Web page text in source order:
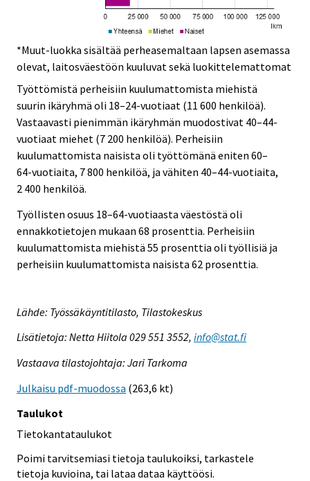
*Muut-luokka sisältää perheasemaltaan lapsen asemassa
olevat, laitosväestöön kuuluvat sekä luokittelemattomat
Työttömistä perheisiin kuulumattomista miehistä
suurin ikäryhmä oli 18–24-vuotiaat (11 600 henkilöä).
Vastaavasti pienimmän ikäryhmän muodostivat 40–44-
vuotiaat miehet (7 200 henkilöä). Perheisiin
kuulumattomista naisista oli työttömänä eniten 60–
64-vuotiaita, 7 800 henkilöä, ja vähiten 40–44-vuotiaita,
2 400 henkilöä.
Työllisten osuus 18–64-vuotiaasta väestöstä oli
ennakkotietojen mukaan 68 prosenttia. Perheisiin
kuulumattomista miehistä 55 prosenttia oli työllisiä ja
perheisiin kuulumattomista naisista 62 prosenttia.
Lähde: Työssäkäyntitilasto, Tilastokeskus
Lisätietoja: Netta Hiitola 029 551 3552, info@stat.fi
Vastaava tilastojohtaja: Jari Tarkoma
Julkaisu pdf-muodossa (263,6 kt)
Taulukot
Tietokantataulukot
Poimi tarvitsemiasi tietoja taulukoiksi, tarkastele
tietoja kuvioina, tai lataa dataa käyttöösi.